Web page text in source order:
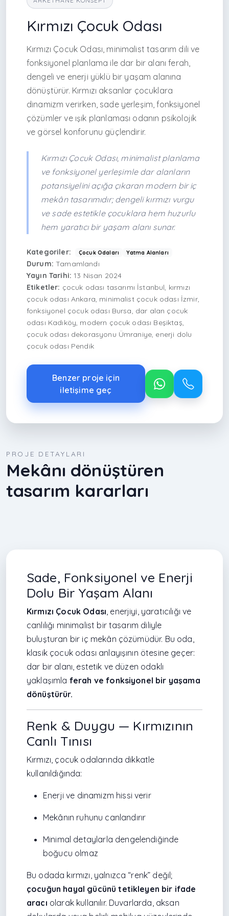
Kırmızı Çocuk Odası
Kırmızı Çocuk Odası, minimalist tasarım dili ve
fonksiyonel planlama ile dar bir alanı ferah,
dengeli ve enerji yüklü bir yaşam alanına
dönüştürür. Kırmızı aksanlar çocuklara
dinamizm verirken, sade yerleşim, fonksiyonel
çözümler ve ışık planlaması odanın psikolojik
ve görsel konforunu güçlendirir.
Kırmızı Çocuk Odası, minimalist planlama
ve fonksiyonel yerleşimle dar alanların
potansiyelini açığa çıkaran modern bir iç
mekân tasarımıdır; dengeli kırmızı vurgu
ve sade estetikle çocuklara hem huzurlu
hem yaratıcı bir yaşam alanı sunar.
Kategoriler: Çocuk Odaları Yatma Alanları
Durum: Tamamlandı
Yayın Tarihi: 13 Nisan 2024
Etiketler: çocuk odası tasarımı İstanbul, kırmızı
çocuk odası Ankara, minimalist çocuk odası İzmir,
fonksiyonel çocuk odası Bursa, dar alan çocuk
odası Kadıköy, modern çocuk odası Beşiktaş,
çocuk odası dekorasyonu Ümraniye, enerji dolu
çocuk odası Pendik
Benzer proje için
iletişime geç
PROJE DETAYLARI
Mekânı dönüştüren
tasarım kararları
Sade, Fonksiyonel ve Enerji
Dolu Bir Yaşam Alanı
Kırmızı Çocuk Odası, enerjiyi, yaratıcılığı ve
canlılığı minimalist bir tasarım diliyle
buluşturan bir iç mekân çözümüdür. Bu oda,
klasik çocuk odası anlayışının ötesine geçer:
dar bir alanı, estetik ve düzen odaklı
yaklaşımla ferah ve fonksiyonel bir yaşama
dönüştürür.
Renk & Duygu — Kırmızının
Canlı Tınısı
Kırmızı, çocuk odalarında dikkatle
kullanıldığında:
Enerji ve dinamizm hissi verir
Mekânın ruhunu canlandırır
Minimal detaylarla dengelendiğinde
boğucu olmaz
Bu odada kırmızı, yalnızca “renk” değil;
çocuğun hayal gücünü tetikleyen bir ifade
aracı olarak kullanılır. Duvarlarda, aksan